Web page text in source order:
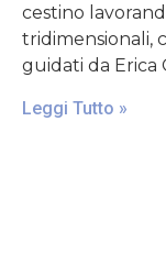
cestino
tridimensionali,
guidati da Erica
Leggi Tutto »